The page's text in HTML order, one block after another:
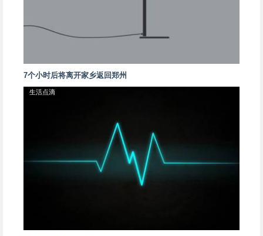
7个小时后将离开家乡返回郑州
生活点滴